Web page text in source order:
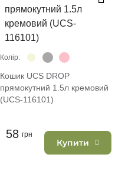
Колір:
Кошик UCS DROP
прямокутний 1.5л кремовий
(UCS-116101)
58 грн
Купити